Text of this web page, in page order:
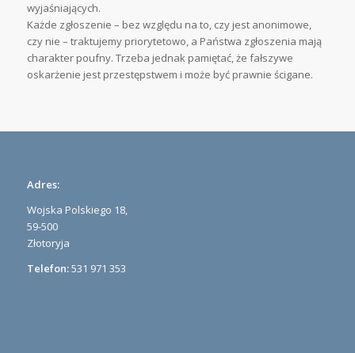
wyjaśniających.
Każde zgłoszenie – bez względu na to, czy jest anonimowe,
czy nie – traktujemy priorytetowo, a Państwa zgłoszenia mają
charakter poufny. Trzeba jednak pamiętać, że fałszywe
oskarżenie jest przestępstwem i może być prawnie ścigane.
Adres:
Wojska Polskiego 18,
59-500
Złotoryja
Telefon:531 971 353